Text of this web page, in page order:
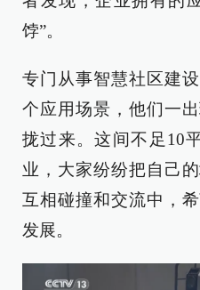
饽”。
专门从事智慧社区建
个应用场景，他们一
拢过来。这间不足10
业，大家纷纷把自己
互相碰撞和交流中，
发展。